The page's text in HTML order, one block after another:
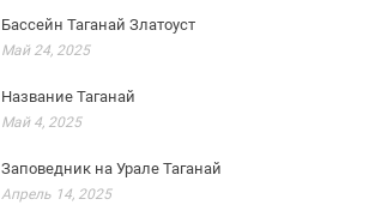
Бассейн Таганай Златоуст
Май 24, 2025
Название Таганай
Май 4, 2025
Заповедник на Урале Таганай
Апрель 14, 2025